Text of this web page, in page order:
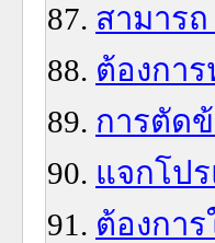
สามาร
ต้องการ
การตัดข้
แจกโปร
ต้องการ